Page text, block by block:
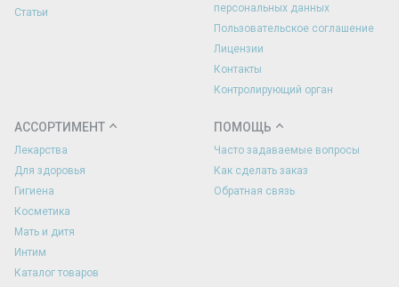
Статьи
персональных данных
Пользовательское соглашение
Лицензии
Контакты
Контролирующий орган
АССОРТИМЕНТ
Лекарства
Для здоровья
Гигиена
Косметика
Мать и дитя
Интим
Каталог товаров
ПОМОЩЬ
Часто задаваемые вопросы
Как сделать заказ
Обратная связь